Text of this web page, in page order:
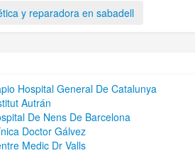
y reparadora en sabadell
Hospital General De Catalunya
Autrán
De Nens De Barcelona
Doctor Gálvez
Medic Dr Valls